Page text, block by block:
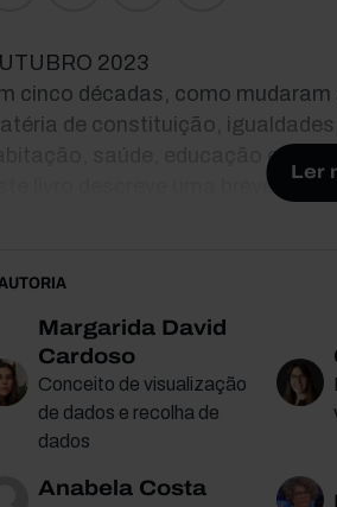
2023
cinco décadas, como
de constituição,
saúde, educação e
livro descreve uma breve
nas oito infografias
rumo é ditado por um mote da
há liberdade a sério, quando
(...) Quando houver
Ler
Margarida David
Cardoso
Conceito de visualização
de dados e recolha de
dados
Anabela Costa